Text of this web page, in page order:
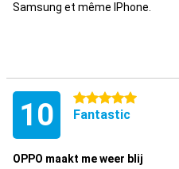
Samsung et même IPhone.
10 5 stars
Fantastic
OPPO maakt me weer blij